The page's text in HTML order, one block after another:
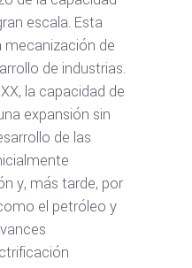
escala. Esta
de
de industrias.
la capacidad de
expansión sin
de las
y, más tarde, por
el petróleo y